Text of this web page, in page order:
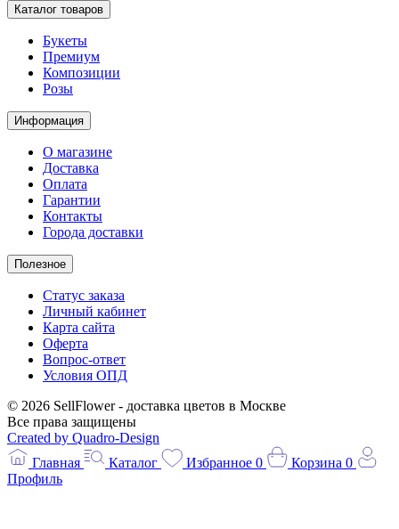
Каталог товаров
Букеты
Премиум
Композиции
Розы
Информация
О магазине
Доставка
Оплата
Гарантии
Контакты
Города доставки
Полезное
Статус заказа
Личный кабинет
Карта сайта
Оферта
Вопрос-ответ
Условия ОПД
© 2026 SellFlower - доставка цветов в Москве
Все права защищены
Created by Quadro-Design
Главная
Каталог Избранное 0 Корзина 0
Профиль